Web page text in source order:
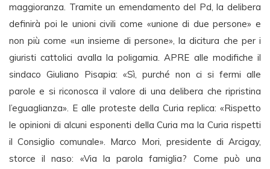
maggioranza. Tramite un emendamento del Pd, la delibera
definirà poi le unioni civili come «unione di due persone» e
non più come «un insieme di persone», la dicitura che per i
giuristi cattolici avalla la poligamia. APRE alle modifiche il
sindaco Giuliano Pisapia: «Sì, purché non ci si fermi alle
parole e si riconosca il valore di una delibera che ripristina
l’eguaglianza». E alle proteste della Curia replica: «Rispetto
le opinioni di alcuni esponenti della Curia ma la Curia rispetti
il Consiglio comunale». Marco Mori, presidente di Arcigay,
storce il naso: «Via la parola famiglia? Come può una